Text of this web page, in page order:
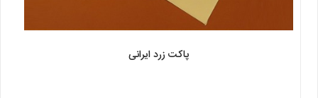
پاکت زرد ایرانی